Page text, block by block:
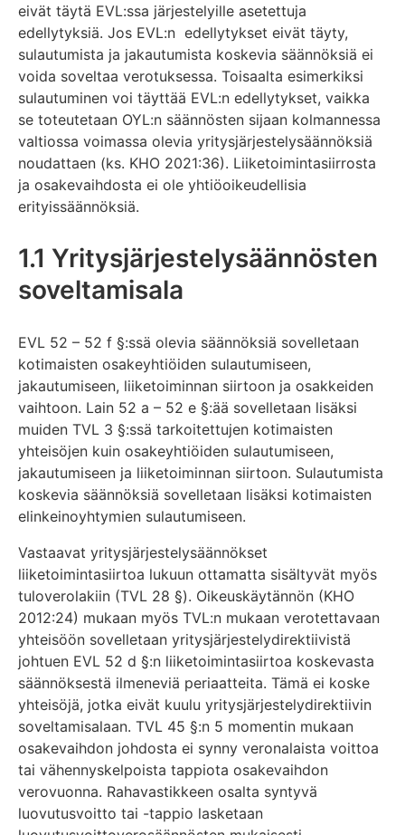
eivät täytä EVL:ssa järjestelyille asetettuja
edellytyksiä. Jos EVL:n edellytykset eivät täyty,
sulautumista ja jakautumista koskevia säännöksiä ei
voida soveltaa verotuksessa. Toisaalta esimerkiksi
sulautuminen voi täyttää EVL:n edellytykset, vaikka
se toteutetaan OYL:n säännösten sijaan kolmannessa
valtiossa voimassa olevia yritysjärjestelysäännöksiä
noudattaen (ks. KHO 2021:36). Liiketoimintasiirrosta
ja osakevaihdosta ei ole yhtiöoikeudellisia
erityissäännöksiä.
1.1 Yritysjärjestelysäännösten
soveltamisala
EVL 52 – 52 f §:ssä olevia säännöksiä sovelletaan
kotimaisten osakeyhtiöiden sulautumiseen,
jakautumiseen, liiketoiminnan siirtoon ja osakkeiden
vaihtoon. Lain 52 a – 52 e §:ää sovelletaan lisäksi
muiden TVL 3 §:ssä tarkoitettujen kotimaisten
yhteisöjen kuin osakeyhtiöiden sulautumiseen,
jakautumiseen ja liiketoiminnan siirtoon. Sulautumista
koskevia säännöksiä sovelletaan lisäksi kotimaisten
elinkeinoyhtymien sulautumiseen.
Vastaavat yritysjärjestelysäännökset
liiketoimintasiirtoa lukuun ottamatta sisältyvät myös
tuloverolakiin (TVL 28 §). Oikeuskäytännön (KHO
2012:24) mukaan myös TVL:n mukaan verotettavaan
yhteisöön sovelletaan yritysjärjestelydirektiivistä
johtuen EVL 52 d §:n liiketoimintasiirtoa koskevasta
säännöksestä ilmeneviä periaatteita. Tämä ei koske
yhteisöjä, jotka eivät kuulu yritysjärjestelydirektiivin
soveltamisalaan. TVL 45 §:n 5 momentin mukaan
osakevaihdon johdosta ei synny veronalaista voittoa
tai vähennyskelpoista tappiota osakevaihdon
verovuonna. Rahavastikkeen osalta syntyvä
luovutusvoitto tai -tappio lasketaan